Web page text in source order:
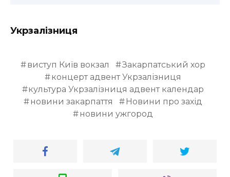
Укрзалізниця
виступ Київ вокзал
Закарпатський хор
концерт адвент Укрзалізниця
культура Укрзалізниця адвент календар
новини закарпаття
Новини про захід
новини ужгород